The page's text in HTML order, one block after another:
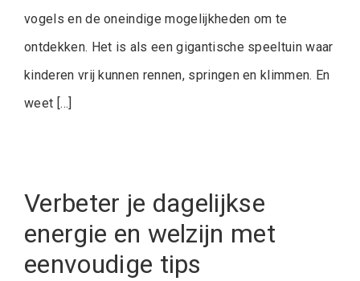
vogels en de oneindige mogelijkheden om te
ontdekken. Het is als een gigantische speeltuin waar
kinderen vrij kunnen rennen, springen en klimmen. En
weet […]
Verbeter je dagelijkse
energie en welzijn met
eenvoudige tips